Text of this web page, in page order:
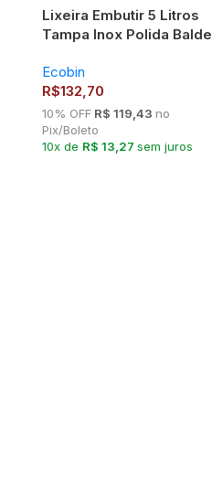
Lixeira Embutir 5 Litros
Tampa Inox Polida Balde
Ecobin
R$132,70
10% OFFR$ 119,43 no
Pix/Boleto
10x de R$ 13,27 sem juros